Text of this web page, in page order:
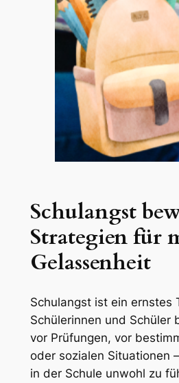
Schulangst
Strategien für
Gelassenheit
Schulangst ist ein ernstes
Schülerinnen und Schüler
vor Prüfungen, vor
oder sozialen Situationen
in der Schule unwohl zu